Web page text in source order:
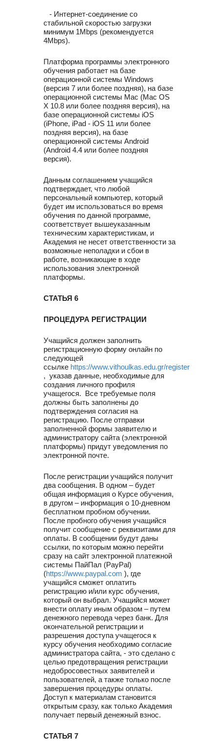
- Интернет-соединение со
стабильной скоростью загрузки
минимум 1Mbps (рекомендуется
4Mbps).
Платформа программы электронного
обучения работает на базе
операционной системы Windows
(версия 7 или более поздняя), на базе
операционной системы Mac (Mac OS
X 10.8 или более поздняя версия), на
базе операционной системы iOS
(iPhone, iPad - iOS 11 или более
поздняя версия), на базе
операционной системы Android
(Android 4.4 или более поздняя
версия).
Данным соглашением учащийся
подтверждает, что любой
персональный компьютер, который
будет им использоваться во время
обучения по данной программе,
соответствует вышеуказанным
техническим характеристикам, и
Академия не несет ответственности за
возможные неполадки и сбои в
работе, возникающие в ходе
использования электронной
платформы.
СТАТЬЯ 6
ПРОЦЕДУРА РЕГИСТРАЦИИ
Учащийся должен заполнить
регистрационную форму онлайн по
следующей
ссылке https://www.vithoulkas.edu.gr/register
, указав данные, необходимые для
создания личного профиля
учащегося. Все требуемые поля
должны быть заполнены до
подтверждения согласия на
регистрацию. После отправки
заполненной формы заявителю и
администратору сайта (электронной
платформы) придут уведомления по
электронной почте.
После регистрации учащийся получит
два сообщения. В одном – будет
общая информация о Курсе обучения,
в другом – информация о 10-дневном
бесплатном пробном обучении.
После пробного обучения учащийся
получит сообщение с реквизитами для
оплаты. В сообщении будут даны
ссылки, по которым можно перейти
сразу на сайт электронной платежной
системы ПайПал (PayPal)
(https://www.paypal.com ), где
учащийся сможет оплатить
регистрацию и/или курс обучения,
который он выбрал. Учащийся может
внести оплату иным образом – путем
денежного перевода через банк. Для
окончательной регистрации и
разрешения доступа учащегося к
курсу обучения необходимо согласие
администратора сайта, - это сделано с
целью предотвращения регистрации
недобросовестных заявителей и
пользователей, а также только после
завершения процедуры оплаты.
Доступ к материалам становится
открытым сразу, как только Академия
получает первый денежный взнос.
СТАТЬЯ 7